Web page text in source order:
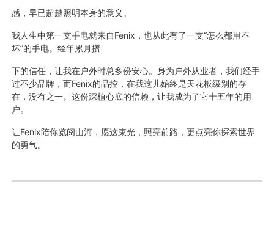
感，早已超越照明本身的意义。
我人生中第一支手电就来自Fenix，也从此有了一支“怎么都用不
坏”的手电。经年累月攒
下的信任，让我在户外时总多份安心。身为户外从业者，我们经手
过不少品牌，而Fenix的品控，在我这儿始终是天花板级别的存
在，没有之一。这份深植心底的信赖，让我成为了它十五年的用
户。
让Fenix陪你览阅山河，愿这束光，照亮前路，更点亮你探索世界
的勇气。